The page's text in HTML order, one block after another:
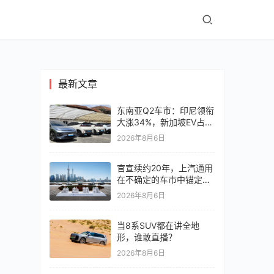
最新文章
东南亚Q2车市：印尼领衔
大涨34%，新加坡EV占比
超6成
2026年8月6日
官宣续约20年，上汽通用
在不确定的车市中锚定确
定未来
2026年8月6日
当8系SUV都在讲全地
形，谁敢直播？
2026年8月6日